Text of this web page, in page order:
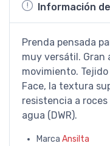
Información
Prenda pensada
muy versátil.
movimiento. Tejido
Face, la textura
resistencia a
agua (DWR).
Marca Ansilta